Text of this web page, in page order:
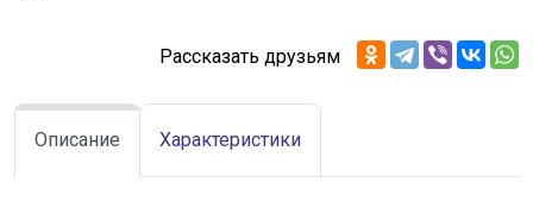
Рассказать друзьям
Описание Характеристики